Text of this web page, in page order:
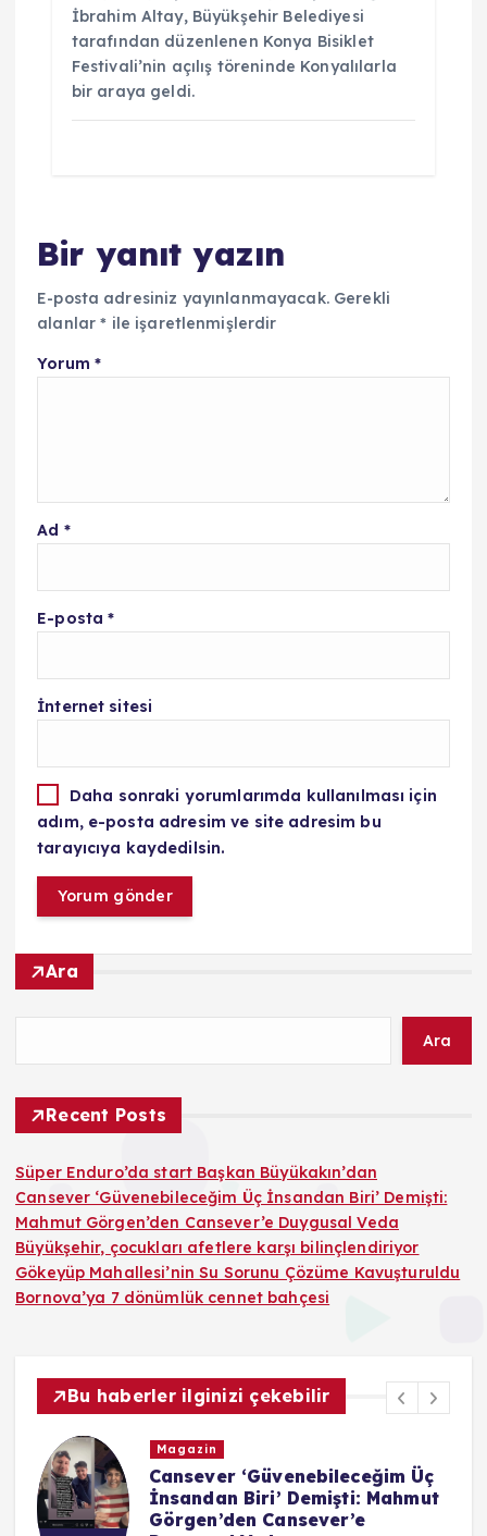
İbrahim Altay, Büyükşehir Belediyesi
tarafından düzenlenen Konya Bisiklet
Festivali’nin açılış töreninde Konyalılarla
bir araya geldi.
Bir yanıt yazın
E-posta adresiniz yayınlanmayacak. Gerekli
alanlar* ile işaretlenmişlerdir
Yorum *
Ad *
E-posta*
İnternet sitesi
Daha sonraki yorumlarımda kullanılması için
adım, e-posta adresim ve site adresim bu
tarayıcıya kaydedilsin.
Ara
Ara
Recent Posts
Süper Enduro’da start Başkan Büyükakın’dan
Cansever ‘Güvenebileceğim Üç İnsandan Biri’ Demişti:
Mahmut Görgen’den Cansever’e Duygusal Veda
Büyükşehir, çocukları afetlere karşı bilinçlendiriyor
Gökeyüp Mahallesi’nin Su Sorunu Çözüme Kavuşturuldu
Bornova’ya 7 dönümlük cennet bahçesi
Bu haberler ilginizi çekebilir
Magazin
Cansever ‘Güvenebileceğim Üç
İnsandan Biri’ Demişti: Mahmut
Görgen’den Cansever’e